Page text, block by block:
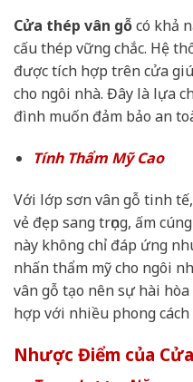
Cửa thép vân gỗcó khả
cấu thép vững chắc. Hệ
được tích hợp trên cửa
cho ngôi nhà. Đây là lựa
đình muốn đảm bảo an
Tính Thẩm Mỹ Cao
Với lớp sơn vân gỗ tinh tế,
vẻ đẹp sang trọng, ấm
này không chỉ đáp ứng
nhấn thẩm mỹ cho ngôi
vân gỗ tạo nên sự hài
hợp với nhiều phong
Nhược Điểm của